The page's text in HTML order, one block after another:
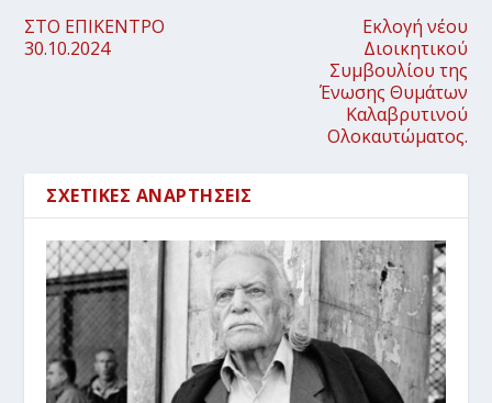
ΣΤΟ ΕΠΙΚΕΝΤΡΟ
30.10.2024
Εκλογή νέου
Διοικητικού
Συμβουλίου της
Ένωσης Θυμάτων
Καλαβρυτινού
Ολοκαυτώματος.
ΣΧΕΤΙΚΈΣ ΑΝΑΡΤΉΣΕΙΣ